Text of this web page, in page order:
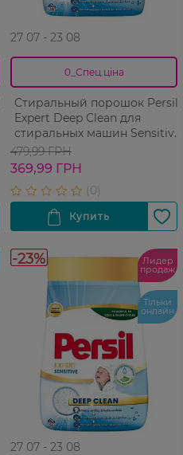
27 07 - 23 08
0_Спец.ціна
Стиральный порошок Persil
Expert Deep Clean для
стиральных машин Sensitive
18 циклов 2,7 кг
479,99 ГРН
369,99 ГРН
-23% Лидер
продаж
Тільки
онлайн
27 07 - 23 08